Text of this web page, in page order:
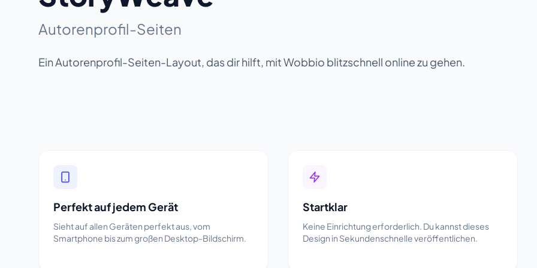
Autorenprofil-Seiten
Ein Autorenprofil-Seiten-Layout, das dir hilft, mit Wobbio blitzschnell online zu gehen.
Perfekt auf jedem Gerät
Sieht auf allen Geräten perfekt aus, vom
Smartphone bis zum großen Desktop-Bildschirm.
Startklar
Keine Einrichtung erforderlich. Du kannst dieses
Design in Sekundenschnelle veröffentlichen.